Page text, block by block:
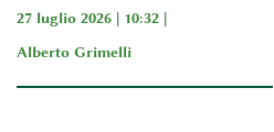
27 luglio 2026 | 10:32 |
Alberto Grimelli